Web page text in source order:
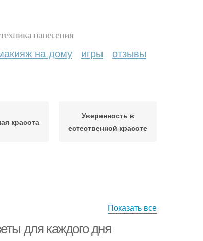
нанесения
на дому игры отзывы
красота
Уверенность в
естественной красоте
Показать все
для каждого дня